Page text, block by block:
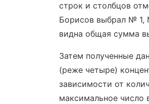
строк и столбцов
Борисов выбрал № 1,
видна общая сумма
Затем полученные
(реже четыре)
зависимости от
максимальное